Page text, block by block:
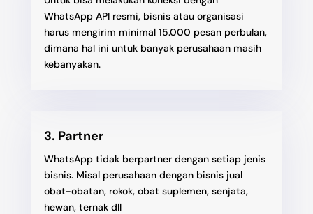
WhatsApp API resmi, bisnis atau organisasi
harus mengirim minimal 15.000 pesan perbulan,
dimana hal ini untuk banyak perusahaan masih
kebanyakan.
3. Partner
WhatsApp tidak berpartner dengan setiap jenis
bisnis. Misal perusahaan dengan bisnis jual
obat-obatan, rokok, obat suplemen, senjata,
hewan, ternak dll